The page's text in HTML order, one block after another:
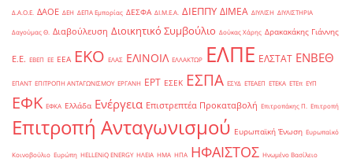
Δ.Α.Ο.Ε. ΔΑΟΕ ΔΕΗ ΔΕΠΑ Εμπορίας ΔΕΣΦΑ ΔΙ.Μ.Ε.Α. ΔΙΕΠΠΥ ΔΙΜΕΑ ΔΙΥΛΙΣΗ ΔΙΥΛΙΣΤΗΡΙΑ
Δαγούμας Θ. Διαβούλευση Διοικητικό Συμβούλιο Δούκας Χάρης Δρακακάκης Γιάννης
Ε.Ε. ΕΒΕΠ ΕΕ ΕΕΑ ΕΚΟ ΕΛΑΣ ΕΛΙΝΟΙΛ ΕΛΛΑΚΤΩΡ ΕΛΠΕ ΕΛΣΤΑΤ ΕΝΒΕΘ
ΕΠΑΝΤ ΕΠΙΤΡΟΠΗ ΑΝΤΑΓΩΝΙΣΜΟΥ ΕΡΓΑΝΗ ΕΡΤ ΕΣΕΚ ΕΣΠΑ ΕΣΥΔ ΕΤΕΑΕΠ ΕΤΕΚΑ ΕΤΕπ ΕΥΠ
ΕΦΚ ΕΦΚΑ Ελλάδα Ενέργεια Επιστρεπτέα Προκαταβολή Επιτροπάκης Π. Επιτροπή
Επιτροπή Ανταγωνισμού Ευρωπαϊκή Ένωση Ευρωπαϊκό
Κοινοβούλιο Ευρώπη ΗELLENiQ ENERGY ΗΛΕΙΑ ΗΜΑ ΗΠΑ ΗΦΑΙΣΤΟΣ Ηνωμένο Βασίλειο